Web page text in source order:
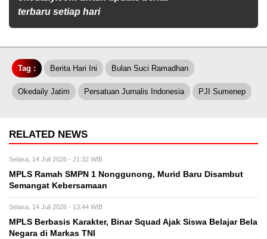
terbaru setiap hari
Tag : Berita Hari Ini Bulan Suci Ramadhan
Okedaily Jatim Persatuan Jurnalis Indonesia PJI Sumenep
RELATED NEWS
Selasa, 14 Juli 2026 - 21:32 WIB
MPLS Ramah SMPN 1 Nonggunong, Murid Baru Disambut
Semangat Kebersamaan
Selasa, 14 Juli 2026 - 13:44 WIB
MPLS Berbasis Karakter, Binar Squad Ajak Siswa Belajar Bela
Negara di Markas TNI